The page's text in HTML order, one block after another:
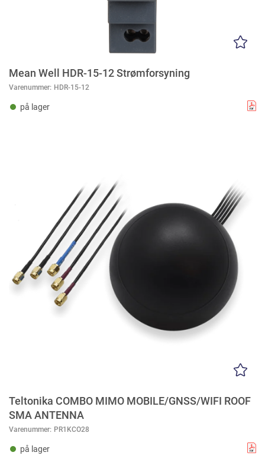
Mean Well HDR-15-12 Strømforsyning
Varenummer: HDR-15-12
på lager
Teltonika COMBO MIMO MOBILE/GNSS/WIFI ROOF
SMA ANTENNA
Varenummer: PR1KCO28
på lager